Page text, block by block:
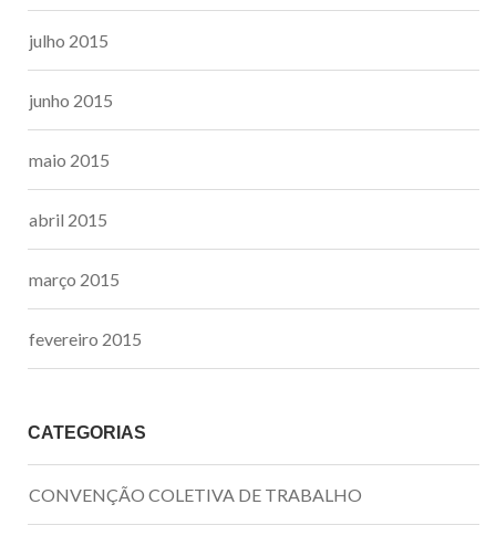
julho 2015
junho 2015
maio 2015
abril 2015
março 2015
fevereiro 2015
CATEGORIAS
CONVENÇÃO COLETIVA DE TRABALHO